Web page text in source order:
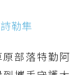
勒隼
部落特勤阿